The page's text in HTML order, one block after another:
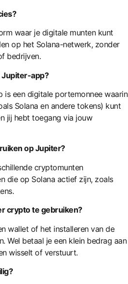
waar je digitale munten kunt
op het Solana-netwerk, zonder
bedrijven.
Jupiter-app?
is een digitale portemonnee waarin
Solana en andere tokens) kunt
jij hebt toegang via jouw
op Jupiter?
cryptomunten
die op Solana actief zijn, zoals
crypto te gebruiken?
wallet of het installeren van de
Wel betaal je een klein bedrag aan
wisselt of verstuurt.